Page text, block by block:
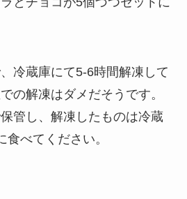
冷蔵庫にて5-6時間解凍して
の解凍はダメだそうです。
管し、解凍したものは冷蔵
べてください。